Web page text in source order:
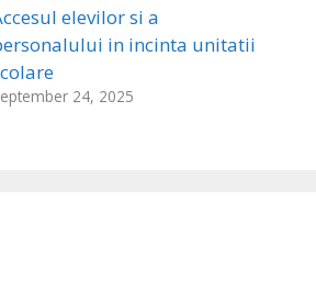
elevilor si a
in incinta unitatii
24, 2025